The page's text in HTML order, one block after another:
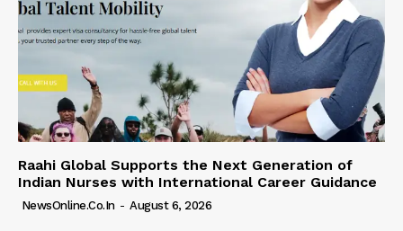
Raahi Global Supports the Next Generation of
Indian Nurses with International Career Guidance
NewsOnline.co.in - August 6, 2026